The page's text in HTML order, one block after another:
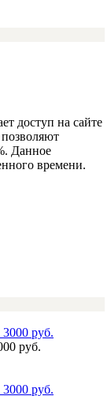
доступ на сайте
Данное
времени.
руб.